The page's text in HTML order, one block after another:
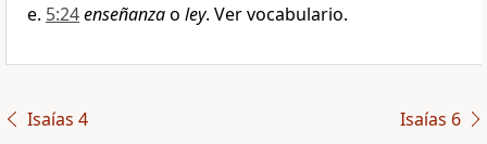
5:24enseñanzao ley. Ver vocabulario.
Isaías 4 Isaías 6